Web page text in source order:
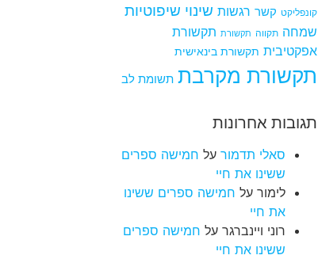
קונפליקט קשר רגשות שינוי שיפוטיות
שמחה תקווה תקשורת תקשורת
אפקטיבית תקשורת בינאישית
תקשורת מקרבת תשומת לב
תגובות אחרונות
סאלי תדמור על חמישה ספרים
ששינו את חיי
לימור על חמישה ספרים ששינו
את חיי
רוני ויינברגר על חמישה ספרים
ששינו את חיי